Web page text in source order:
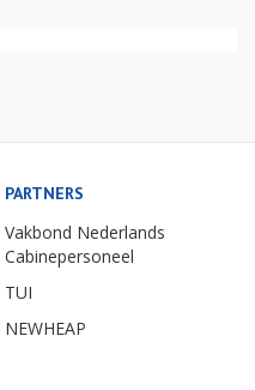
PARTNERS
Vakbond Nederlands
Cabinepersoneel
TUI
NEWHEAP